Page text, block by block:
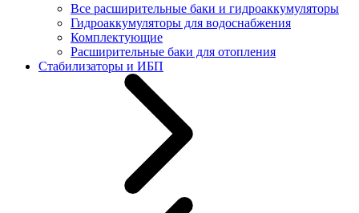
Все расширительные баки и гидроаккумуляторы
Гидроаккумуляторы для водоснабжения
Комплектующие
Расширительные баки для отопления
Стабилизаторы и ИБП